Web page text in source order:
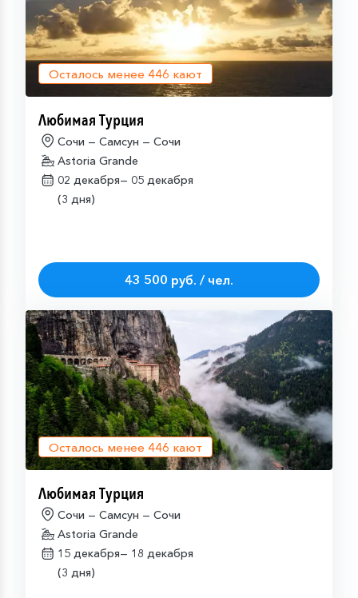
Осталось менее 446 кают
Любимая Турция
Сочи — Самсун — Сочи
Astoria Grande
02 декабря— 05 декабря
(3 дня)
43 500 руб. / чел.
Осталось менее 446 кают
Любимая Турция
Сочи — Самсун — Сочи
Astoria Grande
15 декабря— 18 декабря
(3 дня)